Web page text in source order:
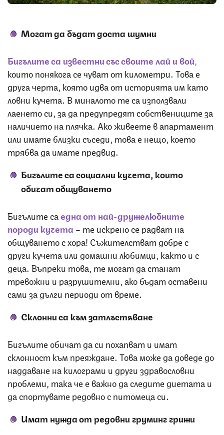
Могат да бъдат доста шумни
Бигълите са известни със своите лай и вой,
които понякога се чуват от километри. Това е
друга черта, която идва от историята им като
ловни кучета. В миналото те са използвали
лаенето си, за да предупредят собствениците за
наличието на плячка. Ако живеете в апартамент
или имате близки съседи, това е нещо, което
трябва да имате предвид.
Бигълите са социални кучета, които
обичат общуването
Бигълите саедна от най-дружелюбните
породи кучета – те искрено се радват на
общуването с хора! Съжителстват добре с
други кучета или домашни любимци, както и с
деца. Въпреки това, те могат да станат
тревожни и разрушителни, ако бъдат оставени
сами за дълги периоди от време.
Склонни са към затлъстяване
Бигълите обичат да си похапват и имат
склонност към преяждане. Това може да доведе до
наддаване на килограми и други здравословни
проблеми, така че е важно да следите диетата и
да спортувате редовно с питомеца си.
Имат нужда от редовни груминг грижи